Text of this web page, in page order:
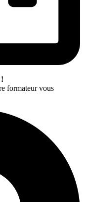
formateur vous